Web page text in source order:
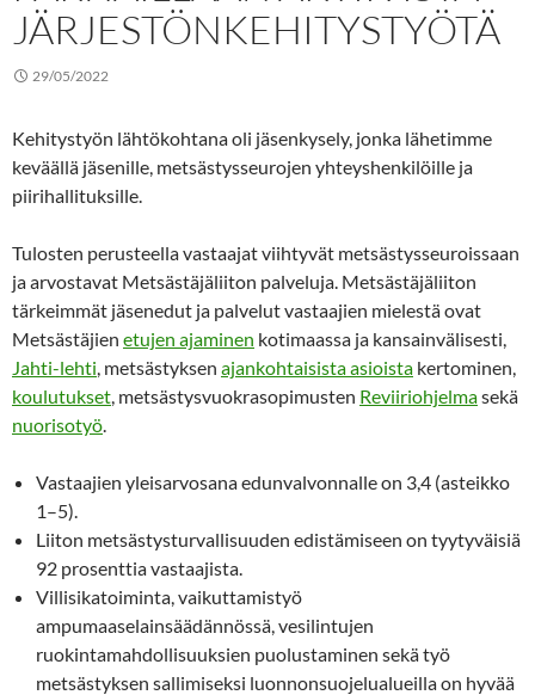
JÄRJESTÖNKEHITYSTYÖTÄ
29/05/2022
Kehitystyön lähtökohtana oli jäsenkysely, jonka lähetimme
keväällä jäsenille, metsästysseurojen yhteyshenkilöille ja
piirihallituksille.
Tulosten perusteella vastaajat viihtyvät metsästysseuroissaan
ja arvostavat Metsästäjäliiton palveluja. Metsästäjäliiton
tärkeimmät jäsenedut ja palvelut vastaajien mielestä ovat
Metsästäjien etujen ajaminen kotimaassa ja kansainvälisesti,
Jahti-lehti , metsästyksen ajankohtaisista asioista kertominen,
koulutukset , metsästysvuokrasopimusten Reviiriohjelmasekä
nuorisotyö
Vastaajien yleisarvosana edunvalvonnalle on 3,4 (asteikko
1–5).
Liiton metsästysturvallisuuden edistämiseen on tyytyväisiä
92 prosenttia vastaajista.
Villisikatoiminta, vaikuttamistyö
ampumaaselainsäädännössä, vesilintujen
ruokintamahdollisuuksien puolustaminen sekä työ
metsästyksen sallimiseksi luonnonsuojelualueilla on hyvää